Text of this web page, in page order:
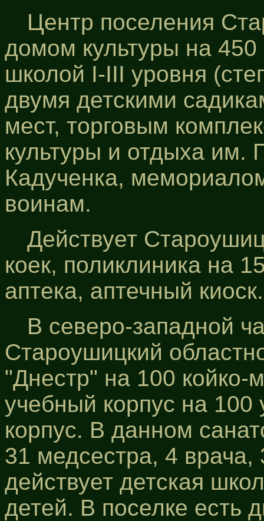
Центр поселения
домом культуры на
школой І-ІІІ уровня
двумя детскими
мест, торговым
культуры и отдыха им.
Кадученка,
воинам.
Действует
коек, поликлиника на
аптека, аптечный киоск.
В северо-западной
Староушицкий
"Днестр" на 100 койко-
учебный корпус на 100
корпус. В данном
31 медсестра, 4 врача,
действует детская
детей. В поселке есть